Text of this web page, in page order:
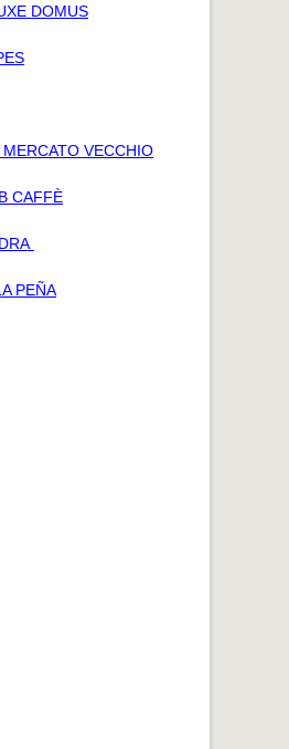
DOMUS
MERCATO VECCHIO
CAFFÈ
PEÑA